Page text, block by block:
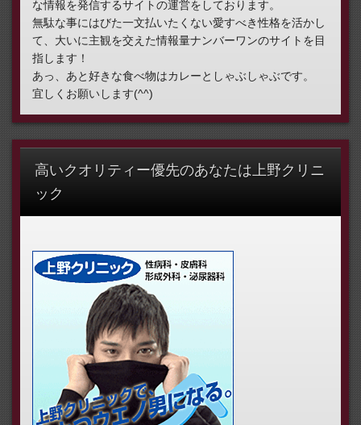
な情報を発信するサイトの運営をしております。
無駄な事にはびた一文払いたくない愛すべき性格を活かし
て、大いに主観を交えた情報量ナンバーワンのサイトを目
指します！
あっ、あと好きな食べ物はカレーとしゃぶしゃぶです。
宜しくお願いします(^^)
高いクオリティー優先のあなたは上野クリニ
ック